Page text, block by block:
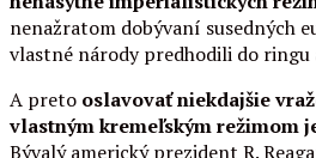
nenažratom dobývaní susedných
vlastné národy predhodili do ringu
A preto oslavovať niekdajšie
vlastným kremeľským režimom
Bývalý americký prezident R.